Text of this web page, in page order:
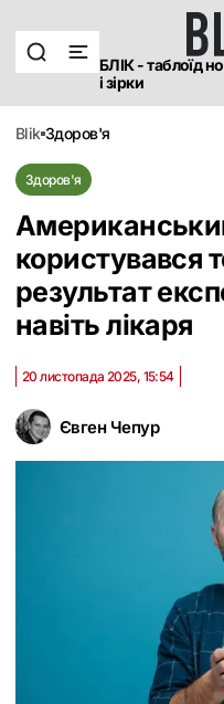
БЛІК - таблоїд
і зірки
blik здоров'я
Здоров'я
користувався
результат
навіть лікаря
Євген Чепур
20 листопада 2025, 15:54